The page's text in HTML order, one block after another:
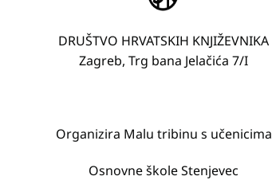
DRUŠTVO HRVATSKIH KNJIŽEVNIKA
Zagreb, Trg bana Jelačića 7/I
Organizira Malu tribinu s učenicima
Osnovne škole Stenjevec